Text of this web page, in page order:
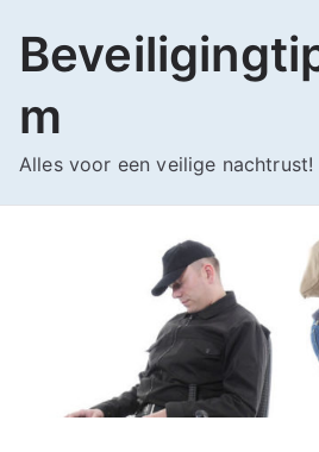
naar
inhoud
m
Alles voor een veilige nachtrust!